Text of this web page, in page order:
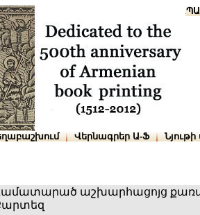
Վերնագրեր Ա-Ֆ
աշխարհացոյց